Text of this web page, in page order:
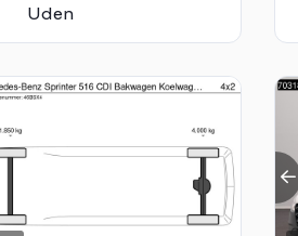
Uden